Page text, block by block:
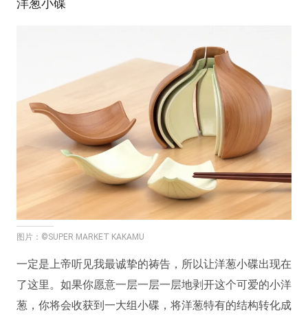
洋葱小碟
图片：©SUPER MARKET KAKAMU
一定是上帝听见我最诚挚的祷告，所以让洋葱小碟出现在
了这里。如果你愿意一层一层一层地剥开这个可爱的小洋
葱，你将会收获到一大组小碟，将洋葱特有的结构转化成